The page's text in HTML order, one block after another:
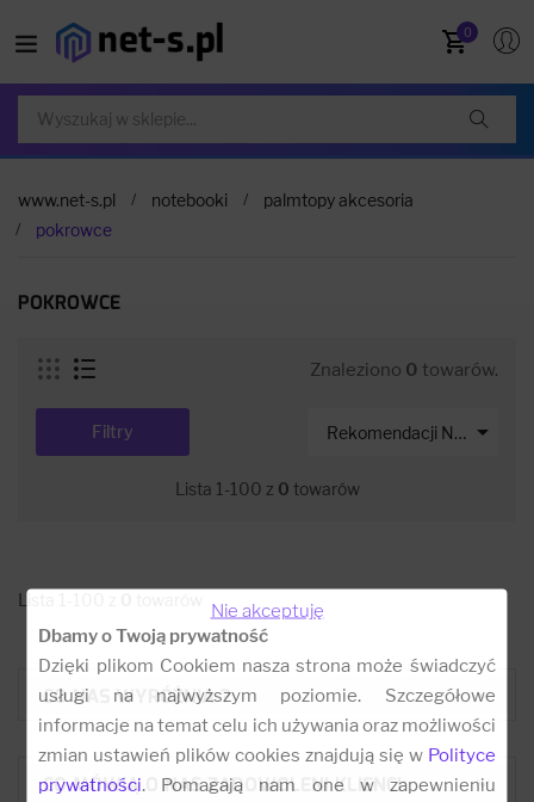
0
www.net-s.pl notebooki
palmtopy akcesoria
pokrowce
POKROWCE
Znaleziono 0 towarów.
Rekomendacji Net-s 
Filtry
Lista 1-100 z 0 towarów
Lista 1-100 z
CO NAS WYRÓŻNIA ?
CO MÓWIĄ O NAS ZADOWOLENI KLIENCI:
Nie akceptuję
Dbamy o Twoją prywatność
Dzięki plikom Cookiem nasza strona może świadczyć
usługi na najwyższym poziomie. Szczegółowe
informacje na temat celu ich używania oraz możliwości
zmian ustawień plików cookies znajdują się w Polityce
prywatności. Pomagają nam one w zapewnieniu